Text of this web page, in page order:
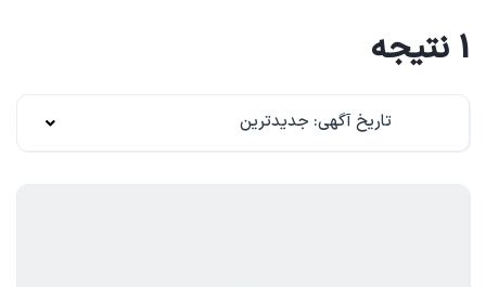
1 نتیجه
تاریخ آگهی: جدیدترین